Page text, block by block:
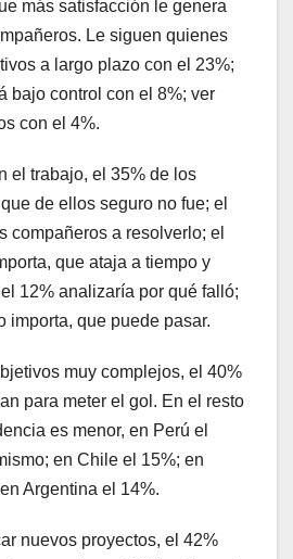
más satisfacción le genera
Le siguen quienes
a largo plazo con el 23%;
bajo control con el 8%; ver
con el 4%.
el trabajo, el 35% de los
de ellos seguro no fue; el
compañeros a resolverlo; el
que ataja a tiempo y
12% analizaría por qué falló;
importa, que puede pasar.
muy complejos, el 40%
para meter el gol. En el resto
es menor, en Perú el
en Chile el 15%; en
Argentina el 14%.
nuevos proyectos, el 42%